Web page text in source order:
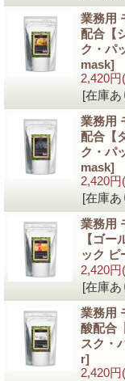
業務用
配合【
ク・パ
mask]
2,420円
[在庫あ
業務用
配合【
ク・パ
mask]
2,420円
[在庫あ
業務用
【ゴ
ック ピ
2,420円
[在庫あ
業務用
酸配合
スク・
r]
2,420円